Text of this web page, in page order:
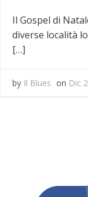
Il Gospel di
diverse località
[…]
by Il Blues on Dic